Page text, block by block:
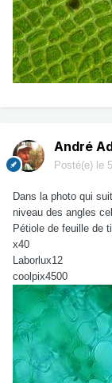
André
Posté(e) le
Dans la photo qui
niveau des angles
Pétiole de feuille de
x40
Laborlux12
coolpix4500